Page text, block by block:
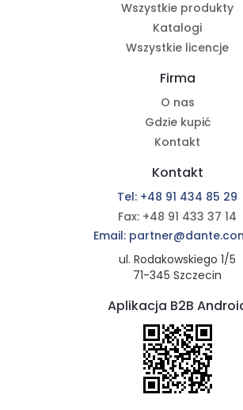
Wszystkie produkty
Katalogi
Wszystkie licencje
Firma
O nas
Gdzie kupić
Kontakt
Kontakt
Tel: +48 91 434 85 29
Fax: +48 91 433 37 14
Email:
ul. Rodakowskiego 1/5
71-345 Szczecin
Aplikacja B2B